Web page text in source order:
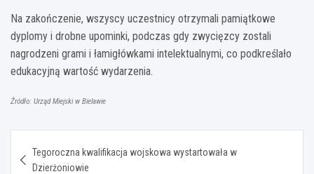
Na zakończenie, wszyscy uczestnicy otrzymali pamiątkowe
dyplomy i drobne upominki, podczas gdy zwycięzcy zostali
nagrodzeni grami i łamigłówkami intelektualnymi, co podkreślało
edukacyjną wartość wydarzenia.
Źródło: Urząd Miejski w Bielawie
wpisu
Tegoroczna kwalifikacja wojskowa wystartowała w
Dzierżoniowie